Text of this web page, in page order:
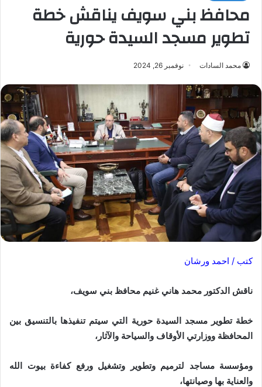
محافظ بني سويف يناقش خطة
تطوير مسجد السيدة حورية
محمد السادات نوفمبر 26, 2024
كتب / احمد ورشان
ناقش الدكتور محمد هاني غنيم محافظ بني سويف،
خطة تطوير مسجد السيدة حورية التي سيتم تنفيذها بالتنسيق بين
المحافظة ووزارتي الأوقاف والسياحة والآثار،
ومؤسسة مساجد لترميم وتطوير وتشغيل ورفع كفاءة بيوت الله
والعناية بها وصيانتها،